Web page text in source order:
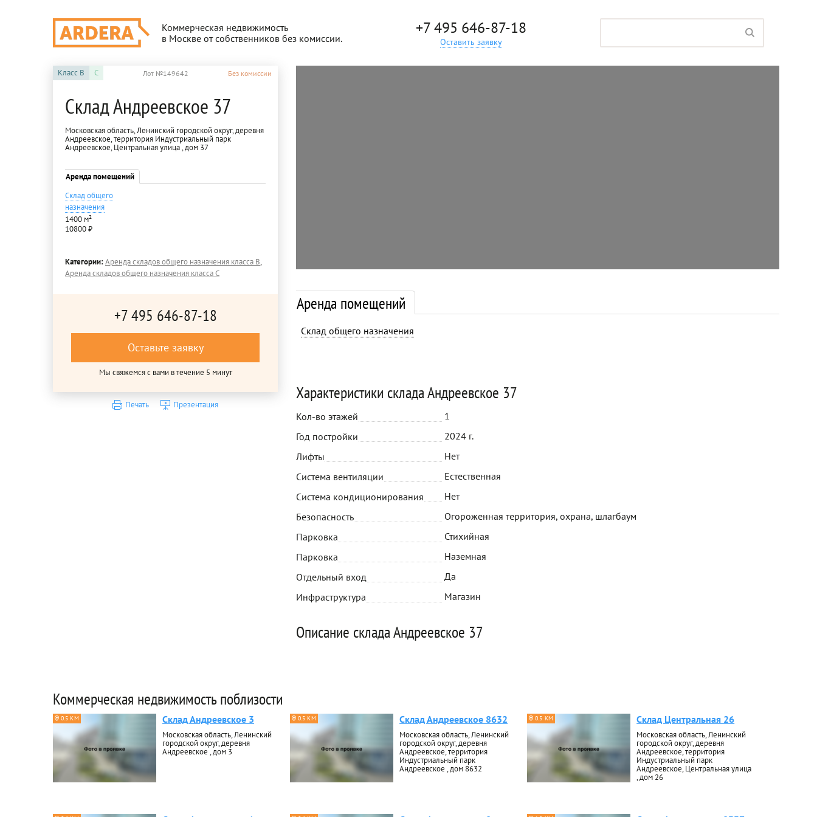
Коммерческая недвижимость
в Москве от собственников без комиссии.
+7 495 646-87-18
Оставить заявку
Класс B C Лот №149642 Без комиссии
Склад Андреевское 37
Московская область, Ленинский городской округ, деревня
Андреевское, территория Индустриальный парк
Андреевское, Центральная улица , дом 37
Аренда помещений
Склад общего
назначения
1400 м²
10800 ₽
Категории:Аренда складов общего назначения класса B,
Аренда складов общего назначения класса C
+7 495 646-87-18
Оставьте заявку
Мы свяжемся с вами в течение 5 минут
Печать Презентация
Аренда помещений
Склад общего назначения
Характеристики склада Андреевское 37
Кол-во этажей
1
Год постройки
2024 г.
Лифты
Нет
Система вентиляции
Естественная
Система кондиционирования
Нет
Безопасность
Огороженная территория, охрана, шлагбаум
Парковка
Стихийная
Парковка
Наземная
Отдельный вход
Да
Инфраструктура
Магазин
Описание склада Андреевское 37
Коммерческая недвижимость поблизости
0.5 КМ Склад Андреевское 3
Московская область, Ленинский
городской округ, деревня
Андреевское , дом 3
0.5 КМ Склад Андреевское 8632
Московская область, Ленинский
городской округ, деревня
Андреевское, территория
Индустриальный парк
Андреевское , дом 8632
0.5 КМ Склад Центральная 26
Московская область, Ленинский
городской округ, деревня
Андреевское, территория
Индустриальный парк
Андреевское, Центральная улица
, дом 26